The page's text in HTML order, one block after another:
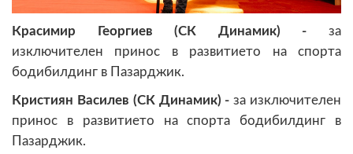
Красимир Георгиев (СК Динамик) -за
изключителен принос в развитието на спорта
бодибилдинг в Пазарджик.
Кристиян Василев (СК Динамик) -за изключителен
принос в развитието на спорта бодибилдинг в
Пазарджик.